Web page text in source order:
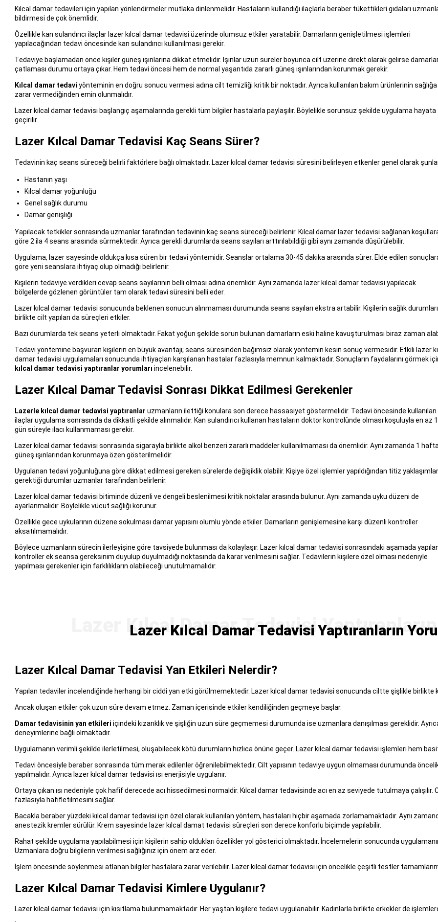
Kılcal damar tedavileri için yapılan yönlendirmeler mutlaka dinlenmelidir. Hastaların kullandığı ilaçlarla beraber tükettikleri gıdaları
bildirmesi de çok önemlidir.
Özellikle kan sulandırıcı ilaçlar lazer kılcal damar tedavisi üzerinde olumsuz etkiler yaratabilir. Damarların genişletilmesi işlemleri
yapılacağından tedavi öncesinde kan sulandırıcı kullanılması gerekir.
Tedaviye başlamadan önce kişiler güneş ışınlarına dikkat etmelidir. Işınlar uzun süreler boyunca cilt üzerine direkt olarak gelirse
çatlaması durumu ortaya çıkar. Hem tedavi öncesi hem de normal yaşantıda zararlı güneş ışınlarından korunmak gerekir.
Kılcal damar tedavi yönteminin en doğru sonucu vermesi adına cilt temizliği kritik bir noktadır. Ayrıca kullanılan bakım ürünlerinin sağlığa
zarar vermediğinden emin olunmalıdır.
Lazer kılcal damar tedavisi başlangıç aşamalarında gerekli tüm bilgiler hastalarla paylaşılır. Böylelikle sorunsuz şekilde uygulama hayata
geçirilir.
Lazer Kılcal Damar Tedavisi Kaç Seans Sürer?
Tedavinin kaç seans süreceği belirli faktörlere bağlı olmaktadır. Lazer kılcal damar tedavisi süresini belirleyen etkenler genel olarak
Hastanın yaşı
Kılcal damar yoğunluğu
Genel sağlık durumu
Damar genişliği
Yapılacak tetkikler sonrasında uzmanlar tarafından tedavinin kaç seans süreceği belirlenir. Kılcal damar lazer tedavisi sağlanan
göre 2 ila 4 seans arasında sürmektedir. Ayrıca gerekli durumlarda seans sayıları arttırılabildiği gibi aynı zamanda düşürülebilir.
Uygulama, lazer sayesinde oldukça kısa süren bir tedavi yöntemidir. Seanslar ortalama 30-45 dakika arasında sürer. Elde edilen
göre yeni seanslara ihtiyaç olup olmadığı belirlenir.
Kişilerin tedaviye verdikleri cevap seans sayılarının belli olması adına önemlidir. Aynı zamanda lazer kılcal damar tedavisi yapılacak
bölgelerde gözlenen görüntüler tam olarak tedavi süresini belli eder.
Lazer kılcal damar tedavisi sonucunda beklenen sonucun alınmaması durumunda seans sayıları ekstra artabilir. Kişilerin sağlık
birlikte cilt yapıları da süreçleri etkiler.
Bazı durumlarda tek seans yeterli olmaktadır. Fakat yoğun şekilde sorun bulunan damarların eski haline kavuşturulması biraz zaman
Tedavi yöntemine başvuran kişilerin en büyük avantajı; seans süresinden bağımsız olarak yöntemin kesin sonuç vermesidir. Etkili lazer
damar tedavisi uygulamaları sonucunda ihtiyaçları karşılanan hastalar fazlasıyla memnun kalmaktadır. Sonuçların faydalarını görmek
kılcal damar tedavisi yaptıranlar yorumları incelenebilir.
Lazer Kılcal Damar Tedavisi Sonrası Dikkat Edilmesi Gerekenler
Lazerle kılcal damar tedavisi yaptıranlar uzmanların ilettiği konulara son derece hassasiyet göstermelidir. Tedavi öncesinde kullanılan
ilaçlar uygulama sonrasında da dikkatli şekilde alınmalıdır. Kan sulandırıcı kullanan hastaların doktor kontrolünde olması koşuluyla en az
gün süreyle ilacı kullanmaması gerekir.
Lazer kılcal damar tedavisi sonrasında sigarayla birlikte alkol benzeri zararlı maddeler kullanılmaması da önemlidir. Aynı zamanda 1 hafta
güneş ışınlarından korunmaya özen gösterilmelidir.
Uygulanan tedavi yoğunluğuna göre dikkat edilmesi gereken sürelerde değişiklik olabilir. Kişiye özel işlemler yapıldığından titiz
gerektiği durumlar uzmanlar tarafından belirlenir.
Lazer kılcal damar tedavisi bitiminde düzenli ve dengeli beslenilmesi kritik noktalar arasında bulunur. Aynı zamanda uyku düzeni de
ayarlanmalıdır. Böylelikle vücut sağlığı korunur.
Özellikle gece uykularının düzene sokulması damar yapısını olumlu yönde etkiler. Damarların genişlemesine karşı düzenli kontroller
aksatılmamalıdır.
Böylece uzmanların sürecin ilerleyişine göre tavsiyede bulunması da kolaylaşır. Lazer kılcal damar tedavisi sonrasındaki aşamada
kontroller ek seansa gereksinim duyulup duyulmadığı noktasında da karar verilmesini sağlar. Tedavilerin kişilere özel olması nedeniyle
yapılması gerekenler için farklılıkların olabileceği unutulmamalıdır.
Lazer Kılcal Damar Tedavisi Yaptıranların
Lazer Kılcal Damar Tedavisi Yan Etkileri Nelerdir?
Yapılan tedaviler incelendiğinde herhangi bir ciddi yan etki görülmemektedir. Lazer kılcal damar tedavisi sonucunda ciltte şişlikle birlikte
Ancak oluşan etkiler çok uzun süre devam etmez. Zaman içerisinde etkiler kendiliğinden geçmeye başlar.
Damar tedavisinin yan etkileri içindeki kızarıklık ve şişliğin uzun süre geçmemesi durumunda ise uzmanlara danışılması gereklidir.
deneyimlerine bağlı olmaktadır.
Uygulamanın verimli şekilde ilerletilmesi, oluşabilecek kötü durumların hızlıca önüne geçer. Lazer kılcal damar tedavisi işlemleri hem
Tedavi öncesiyle beraber sonrasında tüm merak edilenler öğrenilebilmektedir. Cilt yapısının tedaviye uygun olmaması durumunda
yapılmalıdır. Ayrıca lazer kılcal damar tedavisi ısı enerjisiyle uygulanır.
Ortaya çıkan ısı nedeniyle çok hafif derecede acı hissedilmesi normaldir. Kılcal damar tedavisinde acı en az seviyede tutulmaya çalışılır.
fazlasıyla hafifletilmesini sağlar.
Bacakla beraber yüzdeki kılcal damar tedavisi için özel olarak kullanılan yöntem, hastaları hiçbir aşamada zorlamamaktadır. Aynı
anestezik kremler sürülür. Krem sayesinde lazer kılcal damat tedavisi süreçleri son derece konforlu biçimde yapılabilir.
Rahat şekilde uygulama yapılabilmesi için kişilerin sahip oldukları özellikler yol gösterici olmaktadır. İncelemelerin sonucunda
Uzmanlara doğru bilgilerin verilmesi sağlığınız için önem arz eder.
İşlem öncesinde söylenmesi atlanan bilgiler hastalara zarar verilebilir. Lazer kılcal damar tedavisi için öncelikle çeşitli testler
Lazer Kılcal Damar Tedavisi Kimlere Uygulanır?
Lazer kılcal damar tedavisi için kısıtlama bulunmamaktadır. Her yaştan kişilere tedavi uygulanabilir. Kadınlarla birlikte erkekler de